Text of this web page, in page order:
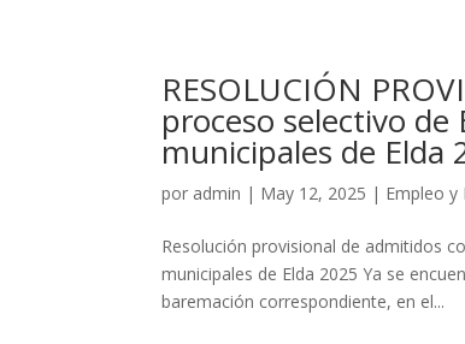
RESOLUCIÓN
proceso selectivo de
municipales de Elda
por admin | May 12, 2025 | Empleo y
Resolución provisional de admitidos
municipales de Elda 2025 Ya se
baremación correspondiente, en el...